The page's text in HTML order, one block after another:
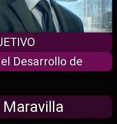
el Desarrollo de
Maravilla